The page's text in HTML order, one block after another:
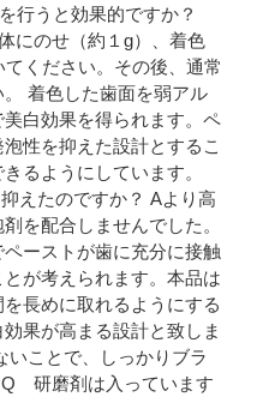
行うと効果的ですか？
にのせ（約１g）、着色
ください。その後、通常
着色した歯面を弱アル
白効果を得られます。ペ
性を抑えた設計とするこ
るようにしています。
えたのですか？ Aより高
を配合しませんでした。
ーストが歯に充分に接触
が考えられます。本品は
長めに取れるようにする
果が高まる設計と致しま
いことで、しっかりブラ
研磨剤は入っています